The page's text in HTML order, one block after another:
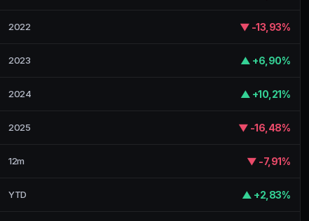
2022 ▼ -13,93%
2023 ▲ +6,90%
2024 ▲ +10,21%
2025 ▼ -16,48%
12m ▼ -7,91%
YTD ▲ +2,83%